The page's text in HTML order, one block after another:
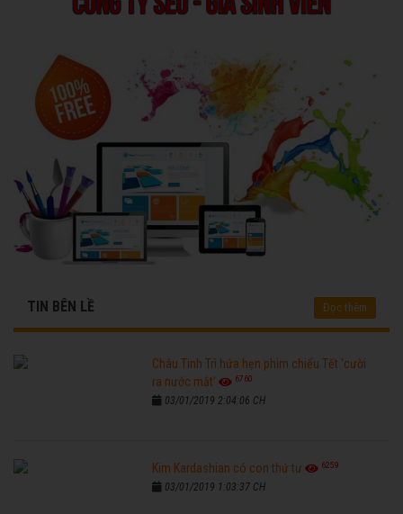
TIN BÊN LỀ Đọc thêm
Châu Tinh Trì hứa hẹn phim chiếu Tết 'cười
ra nước mắt'
6760
03/01/2019 2:04:06 CH
Kim Kardashian có con thứ tư 6259
03/01/2019 1:03:37 CH